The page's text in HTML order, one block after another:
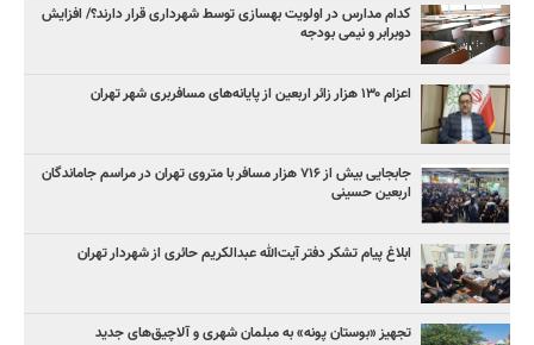
کدام مدارس در اولویت بهسازی توسط شهرداری قرار دارند؟/ افزایش
دوبرابر و نیمی بودجه
اعزام ۱۳۰ هزار زائر اربعین از پایانه‌های مسافربری شهر تهران
جابجایی بیش از ۷۱۶ هزار مسافر با متروی تهران در مراسم جاماندگان
اربعین حسینی
ابلاغ پیام تشکر دفتر آیت‌الله عبدالکریم حائری از شهردار تهران
تجهیز «بوستان پونه» به مبلمان شهری و آلاچیق‌های جدید